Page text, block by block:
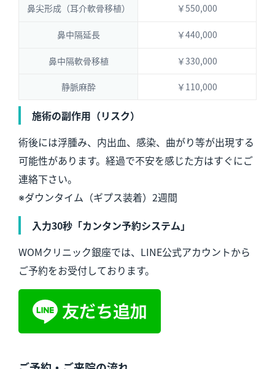
鼻尖形成（耳介軟骨移植） ￥550,000
鼻中隔延長 ￥440,000
鼻中隔軟骨移植 ￥330,000
静脈麻酔 ￥110,000
施術の副作用（リスク）
術後には浮腫み、内出血、感染、曲がり等が出現する
可能性があります。経過で不安を感じた方はすぐにご
連絡下さい。
※ダウンタイム（ギプス装着）2週間
入力30秒「カンタン予約システム」
WOMクリニック銀座では、LINE公式アカウントから
ご予約をお受付しております。